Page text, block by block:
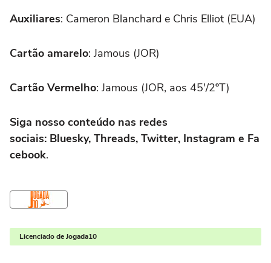
Auxiliares: Cameron Blanchard e Chris Elliot (EUA)
Cartão amarelo: Jamous (JOR)
Cartão Vermelho: Jamous (JOR, aos 45'/2ºT)
Siga nosso conteúdo nas redes
sociais: Bluesky, Threads, Twitter, Instagram e Fa
cebook.
Licenciado de Jogada10